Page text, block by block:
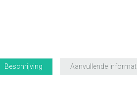
Beschrijving Aanvullende